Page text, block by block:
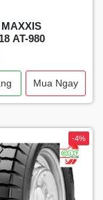
AT-980
Mua Ngay
-4%